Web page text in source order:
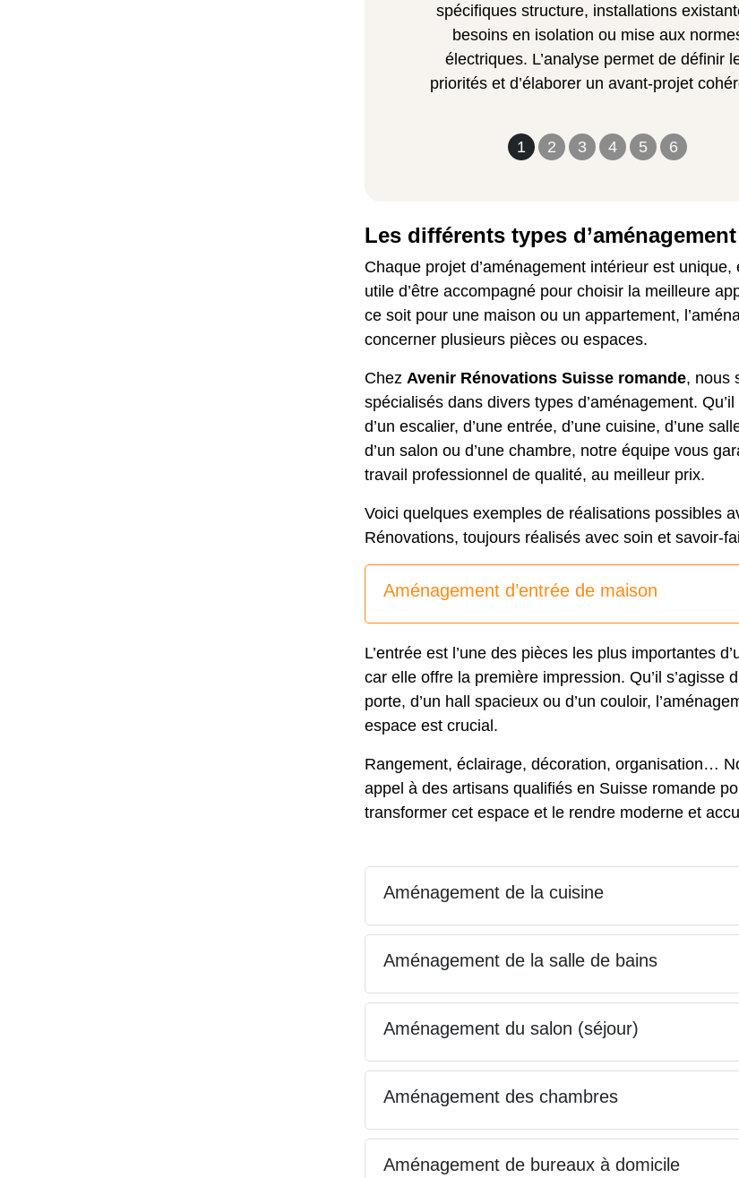
1 2 3 4 5 6
spécifiques structure, installations
besoins en isolation ou mise aux
électriques. L’analyse permet de définir
priorités et d’élaborer un avant-projet
Les différents types
Chaque projet d’aménagement intérieur est unique,
utile d’être accompagné pour choisir la meilleure
ce soit pour une maison ou un appartement,
concerner plusieurs pièces ou espaces.
Chez Avenir Rénovations Suisse romande, nous
spécialisés dans divers types d’aménagement. Qu’il
d’un escalier, d’une entrée, d’une cuisine, d’une
d’un salon ou d’une chambre, notre équipe vous
travail professionnel de qualité, au meilleur prix.
Voici quelques exemples de réalisations possibles
Rénovations, toujours réalisés avec soin et savoir-
Aménagement d’entrée de maison
L’entrée est l’une des pièces les plus importantes
car elle offre la première impression. Qu’il s’agisse
porte, d’un hall spacieux ou d’un couloir,
espace est crucial.
Rangement, éclairage, décoration, organisation…
appel à des artisans qualifiés en Suisse romande
transformer cet espace et le rendre moderne et
Aménagement de la cuisine
Aménagement de la salle de bains
Aménagement du salon (séjour)
Aménagement des chambres
Aménagement de bureaux à domicile